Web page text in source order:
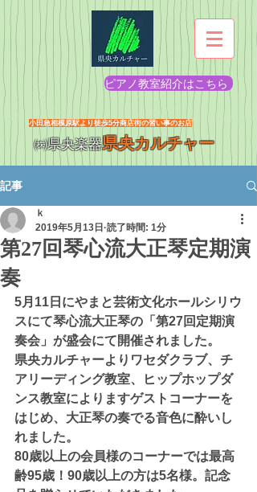
ピアノ教室紹介はこちら
​小田急相模原駅より徒歩5分商店街の習い事のお店
㈱県央楽器県央カルチャー
記事
第27回琴心流大正琴定期演
奏
ｋ
2019年5月13日 読了時間: 1分
5月11日にやまと芸術文化ホールシリウ
スにて琴心流大正琴の「第27回定期演
奏会」が盛会にて開催されました。
県央カルチャーよりワセダクラブ、チ
アリーディング教室、ヒップホップダ
ンス教室によりますゲストコーナーを
はじめ、大正琴の奏でる音色に酔いし
れました。
80歳以上の会員様のコーナーでは最高
齢95歳！90歳以上の方は5名様。記念